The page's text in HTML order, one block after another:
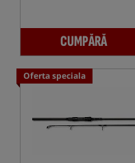
CUMPĂRĂ
Oferta speciala